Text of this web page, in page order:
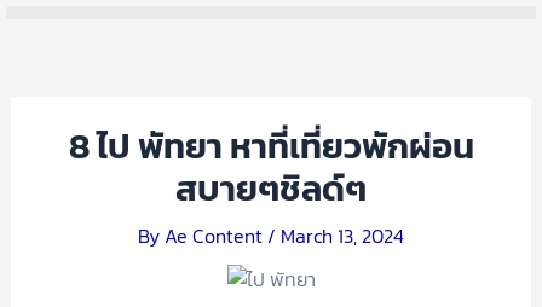
8 ไป พัทยา หาที่เที่ยวพักผ่อน
สบายๆชิลด์ๆ
By Ae Content / March 13, 2024